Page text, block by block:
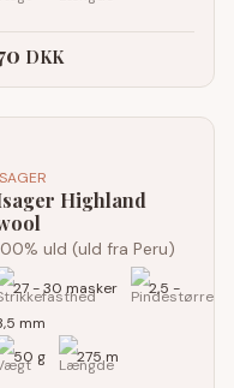
DKK
Highland
uld (uld fra Peru)
27 - 30 masker
2,5 -
mm
50 g
275 m